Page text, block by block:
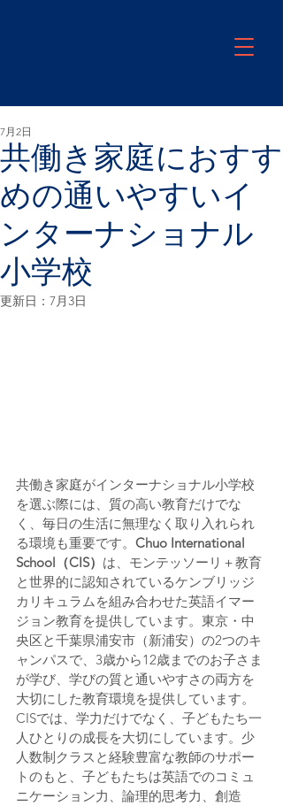
共働き家庭におすす
めの通いやすいイ
ンターナショナル
小学校
7月2日
更新日： 7月3日
共働き家庭がインターナショナル小学校
を選ぶ際には、質の高い教育だけでな
く、毎日の生活に無理なく取り入れられ
る環境も重要です。 Chuo International
School（CIS） は、モンテッソーリ＋教育
と世界的に認知されているケンブリッジ
カリキュラムを組み合わせた英語イマー
ジョン教育を提供しています。東京・中
央区と千葉県浦安市（新浦安）の2つのキ
ャンパスで、3歳から12歳までのお子さま
が学び、学びの質と通いやすさの両方を
大切にした教育環境を提供しています。
CISでは、学力だけでなく、子どもたち一
人ひとりの成長を大切にしています。少
人数制クラスと経験豊富な教師のサポー
トのもと、子どもたちは英語でのコミュ
ニケーション力、論理的思考力、創造